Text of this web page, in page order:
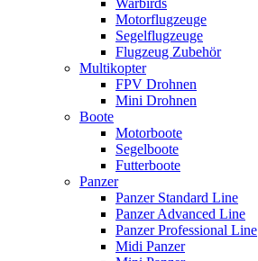
Warbirds
Motorflugzeuge
Segelflugzeuge
Flugzeug Zubehör
Multikopter
FPV Drohnen
Mini Drohnen
Boote
Motorboote
Segelboote
Futterboote
Panzer
Panzer Standard Line
Panzer Advanced Line
Panzer Professional Line
Midi Panzer